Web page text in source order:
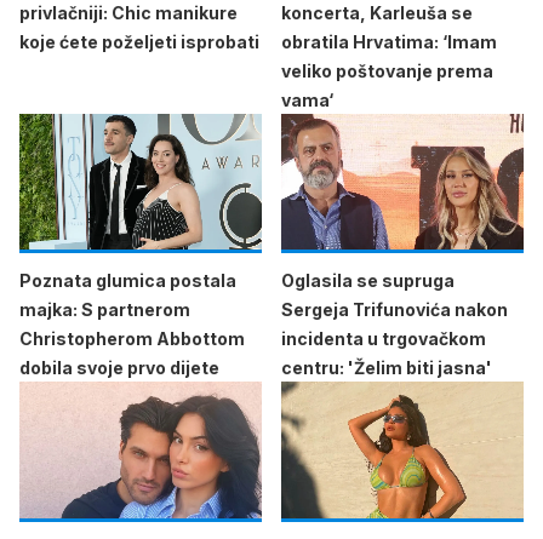
privlačniji: Chic manikure
koje ćete poželjeti isprobati
koncerta, Karleuša se
obratila Hrvatima: ‘Imam
veliko poštovanje prema
vama‘
Poznata glumica postala
majka: S partnerom
Christopherom Abbottom
dobila svoje prvo dijete
Oglasila se supruga
Sergeja Trifunovića nakon
incidenta u trgovačkom
centru: 'Želim biti jasna'